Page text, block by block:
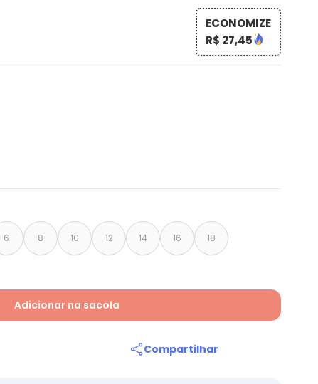
ECONOMIZE
R$ 27,45
6 8 10 12 14 16 18
Adicionar na sacola
Compartilhar